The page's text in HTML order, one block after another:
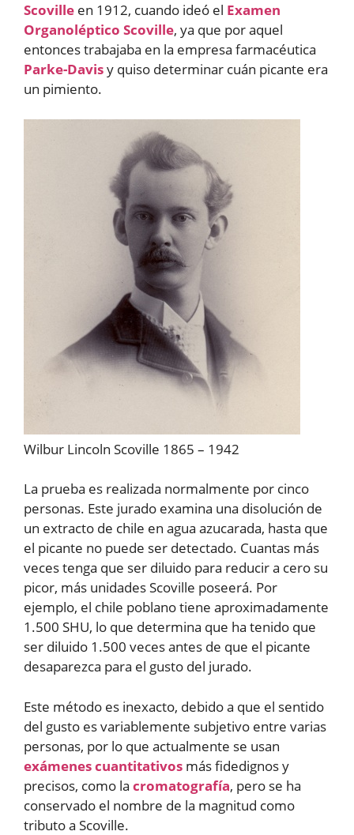
Scoville en 1912, cuando ideó el Examen
Organoléptico Scoville, ya que por aquel
entonces trabajaba en la empresa farmacéutica
Parke-Davisy quiso determinar cuán picante era
un pimiento.
Wilbur Lincoln Scoville 1865 – 1942
La prueba es realizada normalmente por cinco
personas. Este jurado examina una disolución de
un extracto de chile en agua azucarada, hasta que
el picante no puede ser detectado. Cuantas más
veces tenga que ser diluido para reducir a cero su
picor, más unidades Scoville poseerá. Por
ejemplo, el chile poblano tiene aproximadamente
1.500 SHU, lo que determina que ha tenido que
ser diluido 1.500 veces antes de que el picante
desaparezca para el gusto del jurado.
Este método es inexacto, debido a que el sentido
del gusto es variablemente subjetivo entre varias
personas, por lo que actualmente se usan
exámenes cuantitativos más fidedignos y
precisos, como la cromatografía, pero se ha
conservado el nombre de la magnitud como
tributo a Scoville.